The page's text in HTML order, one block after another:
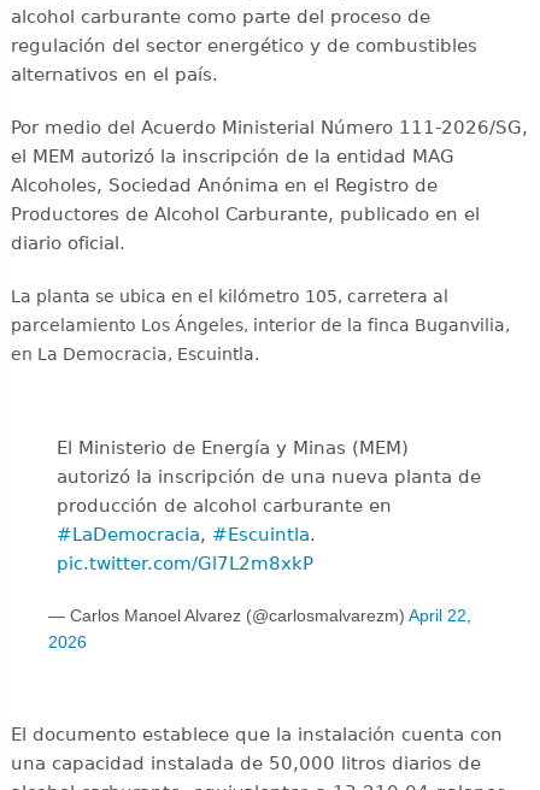
alcohol carburante como parte del proceso de
regulación del sector energético y de combustibles
alternativos en el país.
Por medio del Acuerdo Ministerial Número 111-2026/SG,
el MEM autorizó la inscripción de la entidad MAG
Alcoholes, Sociedad Anónima en el Registro de
Productores de Alcohol Carburante, publicado en el
diario oficial.
La planta se ubica en el kilómetro 105, carretera al
parcelamiento Los Ángeles, interior de la finca Buganvilia,
en La Democracia, Escuintla.
El Ministerio de Energía y Minas (MEM)
autorizó la inscripción de una nueva planta de
producción de alcohol carburante en
#LaDemocracia, #Escuintla.
pic.twitter.com/Gl7L2m8xkP
— Carlos Manoel Alvarez (@carlosmalvarezm) April 22,
2026
El documento establece que la instalación cuenta con
una capacidad instalada de 50,000 litros diarios de